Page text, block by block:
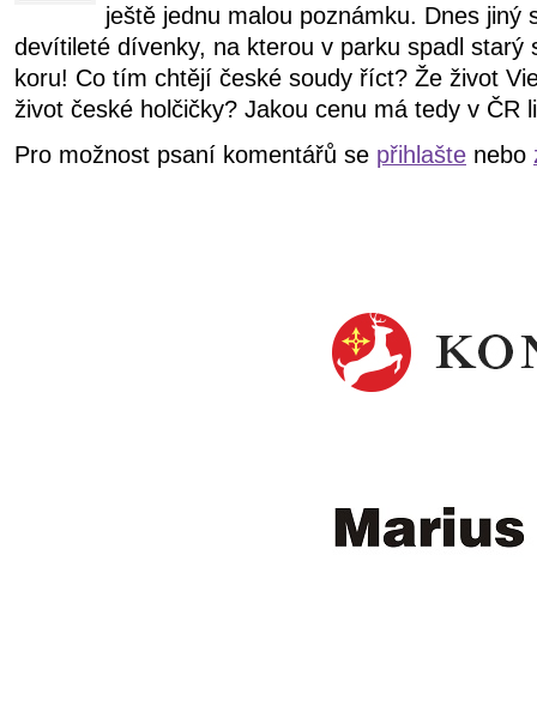
ještě jednu malou poznámku. Dnes jiný
devítileté dívenky, na kterou v parku spadl starý
koru! Co tím chtějí české soudy říct? Že život
život české holčičky? Jakou cenu má tedy v ČR
Pro možnost psaní komentářů se přihlašte nebo